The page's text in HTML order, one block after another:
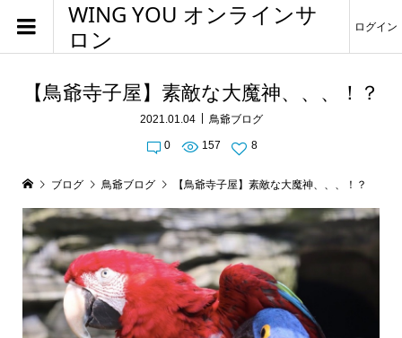
WING YOU オンラインサ
ロン
ログイン
【鳥爺寺子屋】素敵な大魔神、、、！？
2021.01.04 鳥爺ブログ
0 157 8
ブログ 鳥爺ブログ 【鳥爺寺子屋】素敵な大魔神、、、！？